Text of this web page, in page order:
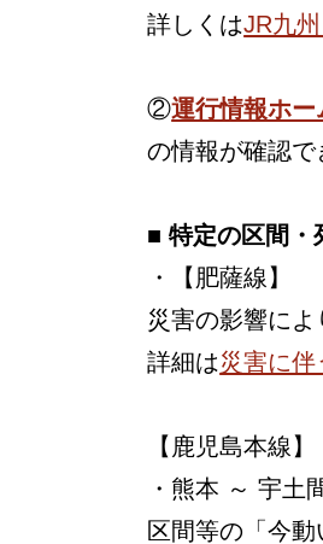
詳しくはJR九
②運行情報ホー
の情報が確認で
■ 特定の区間・
・【肥薩線】
災害の影響によ
詳細は災害に
【鹿児島本線】
・熊本 ～ 宇土
区間等の「今